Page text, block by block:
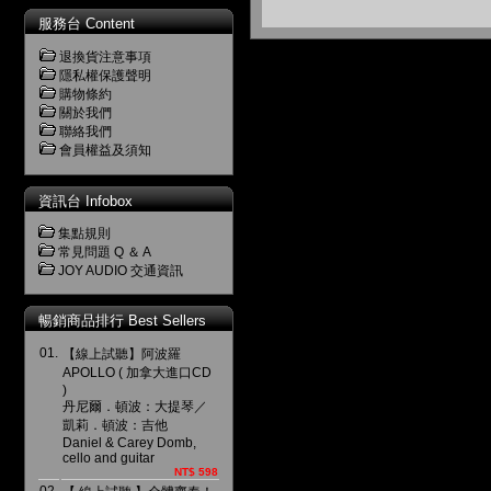
服務台 Content
退換貨注意事項
隱私權保護聲明
購物條約
關於我們
聯絡我們
會員權益及須知
資訊台 Infobox
集點規則
常見問題 Q ＆ A
JOY AUDIO 交通資訊
暢銷商品排行 Best Sellers
01.
【線上試聽】阿波羅
APOLLO ( 加拿大進口CD
)
丹尼爾．頓波：大提琴／
凱莉．頓波：吉他
Daniel & Carey Domb,
cello and guitar
NT$ 598